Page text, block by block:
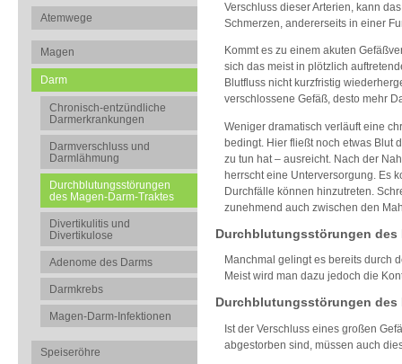
Atemwege
Magen
Darm
Chronisch-entzündliche
Darmerkrankungen
Darmverschluss und
Darmlähmung
Durchblutungsstörungen
des Magen-Darm-Traktes
Divertikulitis und
Divertikulose
Adenome des Darms
Darmkrebs
Magen-Darm-Infektionen
Speiseröhre
Verschluss dieser Arterien, kann
Schmerzen, andererseits in einer
Kommt es zu einem akuten
sich das meist in plötzlich
Blutfluss nicht kurzfristig
verschlossene Gefäß, desto mehr
Weniger dramatisch verläuft eine
bedingt. Hier fließt noch etwas Blut
zu tun hat – ausreicht. Nach der
herrscht eine Unterversorgung. Es
Durchfälle können hinzutreten.
zunehmend auch zwischen den
Durchblutungsstörungen des
Manchmal gelingt es bereits durch
Meist wird man dazu jedoch die
Durchblutungsstörungen des
Ist der Verschluss eines großen
abgestorben sind, müssen auch